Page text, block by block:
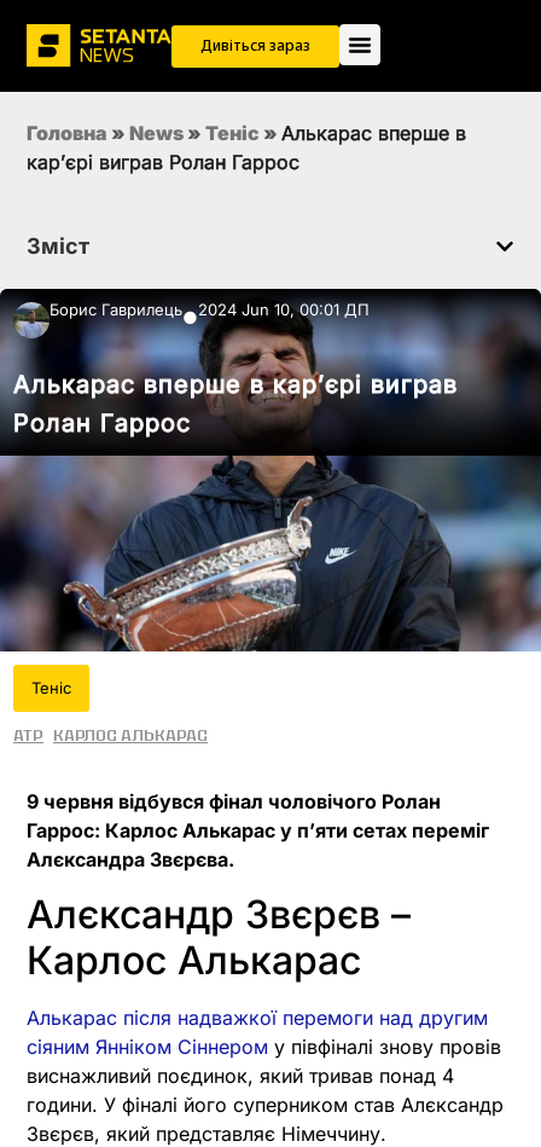
Дивіться зараз
Головна » News » Теніс » Алькарас вперше в
кар’єрі виграв Ролан Гаррос
Зміст
Борис Гаврилець●2024 Jun 10, 00:01 ДП
Алькарас вперше в кар’єрі виграв
Ролан Гаррос
Теніс
ATP Карлос Алькарас
9 червня відбувся фінал чоловічого Ролан
Гаррос: Карлос Алькарас у п’яти сетах переміг
Алєксандра Звєрєва.
Алєксандр Звєрєв –
Карлос Алькарас
Алькарас після надважкої перемоги над другим
сіяним Янніком Сіннером у півфіналі знову провів
виснажливий поєдинок, який тривав понад 4
години. У фіналі його суперником став Алєксандр
Звєрєв, який представляє Німеччину.